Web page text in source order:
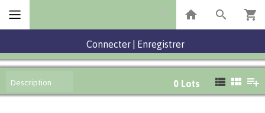
Connecter Enregistrer
Description 0 Lots